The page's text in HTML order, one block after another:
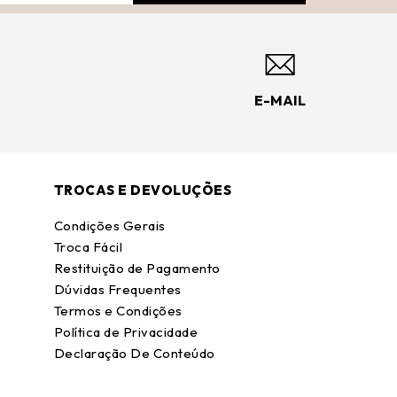
E-MAIL
TROCAS E DEVOLUÇÕES
Condições Gerais
Troca Fácil
Restituição de Pagamento
Dúvidas Frequentes
Termos e Condições
Política de Privacidade
Declaração De Conteúdo